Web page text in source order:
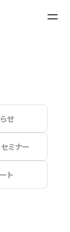
せ
セミナー
ト